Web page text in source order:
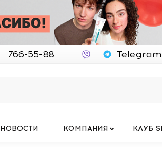
766-55-88
НОВОСТИ КОМПАНИЯ КЛУБ